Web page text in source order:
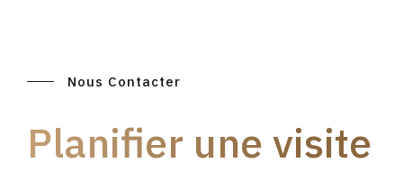
Nous Contacter
Planifier une visite